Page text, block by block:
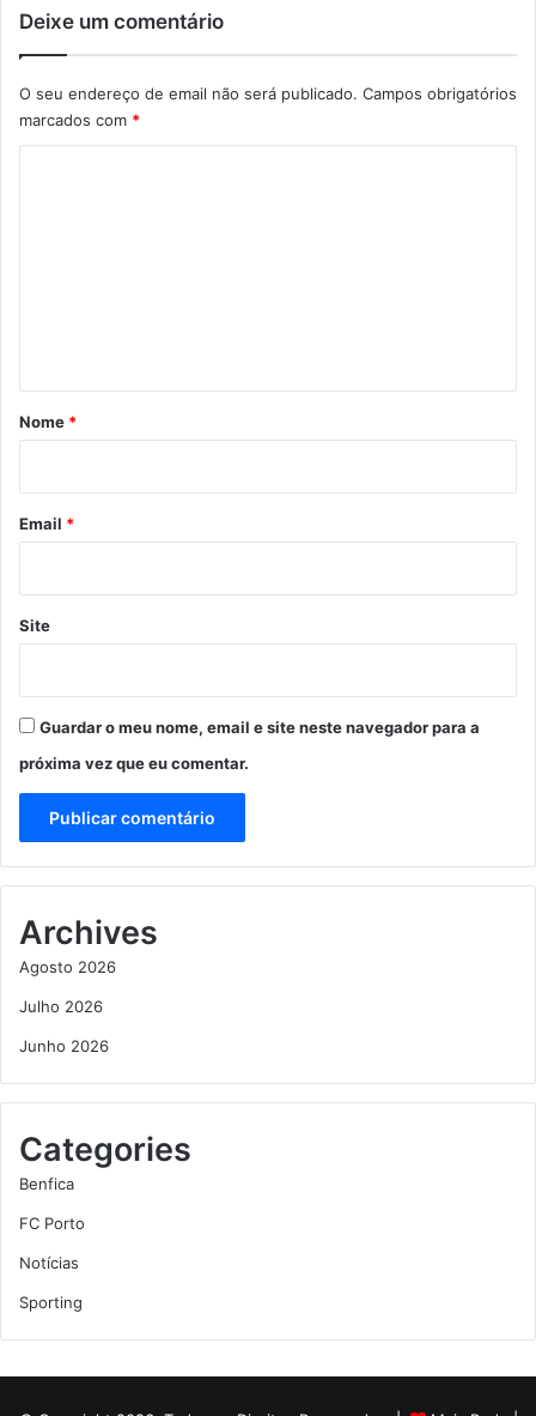
Deixe um comentário
O seu endereço de email não será publicado. Campos obrigatórios
marcados com *
r
*
Nome *
Email *
Site
Guardar o meu nome, email e site neste navegador para a
próxima vez que eu comentar.
Archives
Agosto 2026
Julho 2026
Junho 2026
Categories
Benfica
FC Porto
Notícias
Sporting